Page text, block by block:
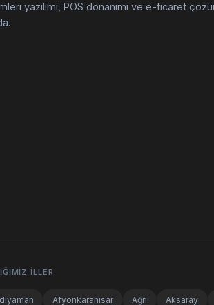
yazılımı, POS donanımı ve e-ticaret
İLLER
Afyonkarahisar Ağrı Aksaray